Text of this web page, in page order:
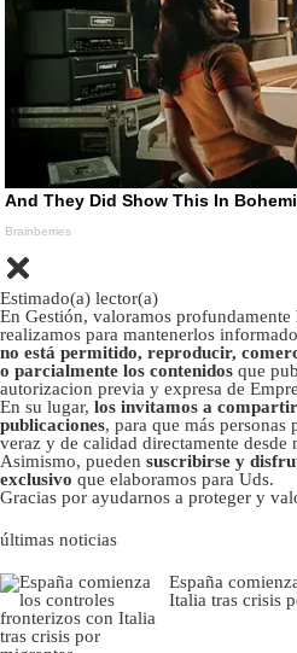
Estimado(a) lector(a)
En Gestión, valoramos
realizamos para mantenerlos
no está permitido, reproducir,
o parcialmente los contenidos que
autorizacion previa y expresa de
En su lugar, los invitamos a
publicaciones, para que más
veraz y de calidad directamente desde
Asimismo, pueden suscribirse y
exclusivo que elaboramos para Uds.
Gracias por ayudarnos a proteger y
últimas noticias
España
Italia tras crisis